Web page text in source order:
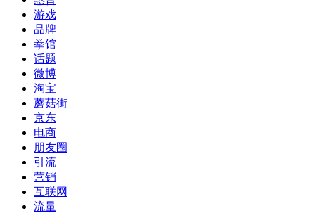
游戏
品牌
拳馆
话题
微博
淘宝
蘑菇街
京东
电商
朋友圈
引流
营销
互联网
流量